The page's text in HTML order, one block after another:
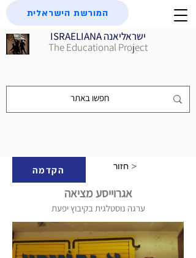
ISRAELIANA ישראליאנה
The Educational Project
המורשת הישראלית
הקדמה חזור >
אגרוייסע מציאה
ערגה נוסטלגית בקיבוץ יפעת